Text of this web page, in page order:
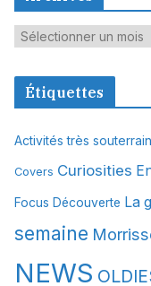
A
c
v
e
Étiquettes
Activités très
Covers Curiosities
Focus Découverte La
semaine
NEWS